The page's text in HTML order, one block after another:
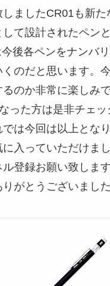
しましたCR01も新
して設計されたペン
後各ペンをナンバ
くのだと思います。
のか非常に楽しみ
った方は是非チェ
では今回は以上とな
入っていただけま
ル登録お願い致しま
がとうございました